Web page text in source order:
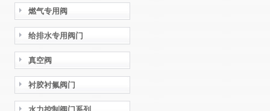
燃气专用阀
给排水专用阀门
真空阀
衬胶衬氟阀门